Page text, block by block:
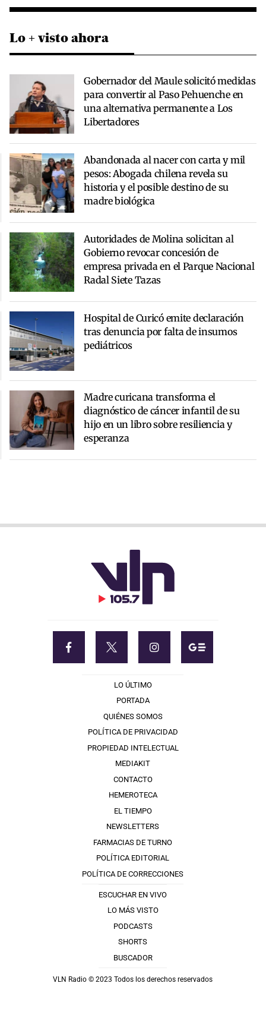
Lo + visto ahora
Gobernador del Maule solicitó medidas
para convertir al Paso Pehuenche en
una alternativa permanente a Los
Libertadores
Abandonada al nacer con carta y mil
pesos: Abogada chilena revela su
historia y el posible destino de su
madre biológica
Autoridades de Molina solicitan al
Gobierno revocar concesión de
empresa privada en el Parque Nacional
Radal Siete Tazas
Hospital de Curicó emite declaración
tras denuncia por falta de insumos
pediátricos
Madre curicana transforma el
diagnóstico de cáncer infantil de su
hijo en un libro sobre resiliencia y
esperanza
LO ÚLTIMO
PORTADA
QUIÉNES SOMOS
POLÍTICA DE PRIVACIDAD
PROPIEDAD INTELECTUAL
MEDIAKIT
CONTACTO
HEMEROTECA
EL TIEMPO
NEWSLETTERS
FARMACIAS DE TURNO
POLÍTICA EDITORIAL
POLÍTICA DE CORRECCIONES
ESCUCHAR EN VIVO
LO MÁS VISTO
PODCASTS
SHORTS
BUSCADOR
VLN Radio © 2023 Todos los derechos reservados